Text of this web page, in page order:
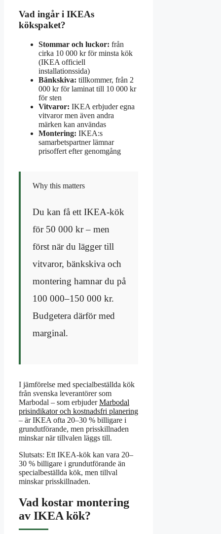
Vad ingår i IKEAs
kökspaket?
Stommar och luckor: från
cirka 10 000 kr för minsta kök
(IKEA officiell
installationssida)
Bänkskiva: tillkommer, från 2
000 kr för laminat till 10 000 kr
för sten
Vitvaror: IKEA erbjuder egna
vitvaror men även andra
märken kan användas
Montering: IKEA:s
samarbetspartner lämnar
prisoffert efter genomgång
Why this matters
Du kan få ett IKEA-kök
för 50 000 kr – men
först när du lägger till
vitvaror, bänkskiva och
montering hamnar du på
100 000–150 000 kr.
Budgetera därför med
marginal.
I jämförelse med specialbeställda kök
från svenska leverantörer som
Marbodal – som erbjuderMarbodal
prisindikator och kostnadsfri planering
– är IKEA ofta 20–30 % billigare i
grundutförande, men prisskillnaden
minskar när tillvalen läggs till.
Slutsats: Ett IKEA-kök kan vara 20–
30 % billigare i grundutförande än
specialbeställda kök, men tillval
minskar prisskillnaden.
Vad kostar montering
av IKEA kök?